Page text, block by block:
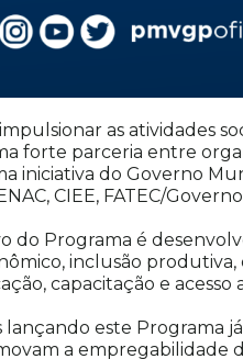
as atividades
forte parceria entre
iniciativa do Governo
CIEE, FATEC/
do Programa é
inclusão
capacitação e
lançando este Programa
a empregabilidade